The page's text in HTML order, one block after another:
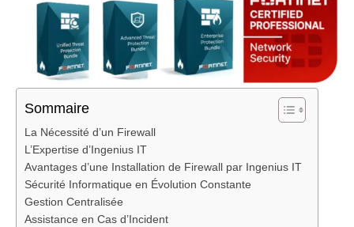
Sommaire
La Nécessité d’un Firewall
L’Expertise d’Ingenius IT
Avantages d’une Installation de Firewall par Ingenius IT
Sécurité Informatique en Évolution Constante
Gestion Centralisée
Assistance en Cas d’Incident